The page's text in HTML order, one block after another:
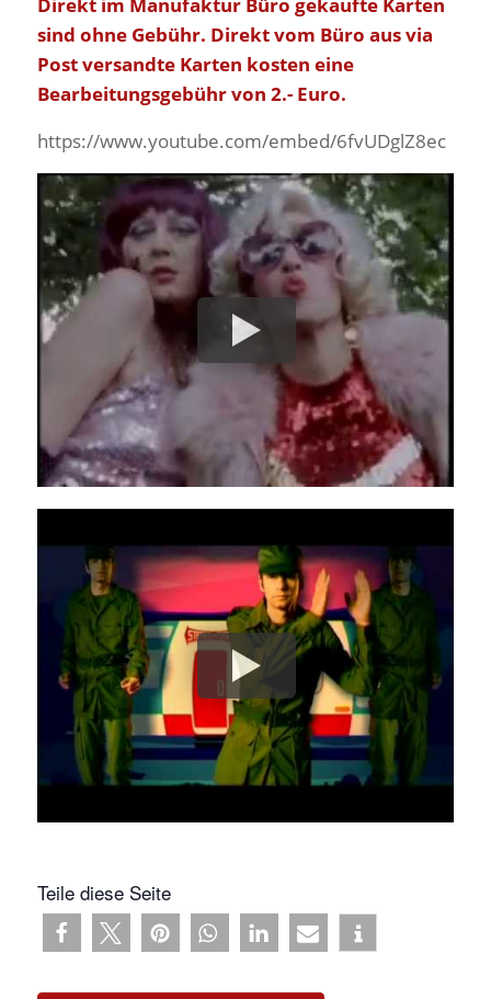
Direkt im Manufaktur Büro gekaufte Karten
sind ohne Gebühr. Direkt vom Büro aus via
Post versandte Karten kosten eine
Bearbeitungsgebühr von 2.- Euro.
https://www.youtube.com/embed/6fvUDglZ8ec
Teile diese Seite